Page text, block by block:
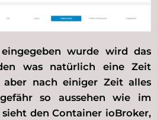
wurde wird das
was natürlich eine Zeit
nach einiger Zeit alles
so aussehen wie im
den Container ioBroker,